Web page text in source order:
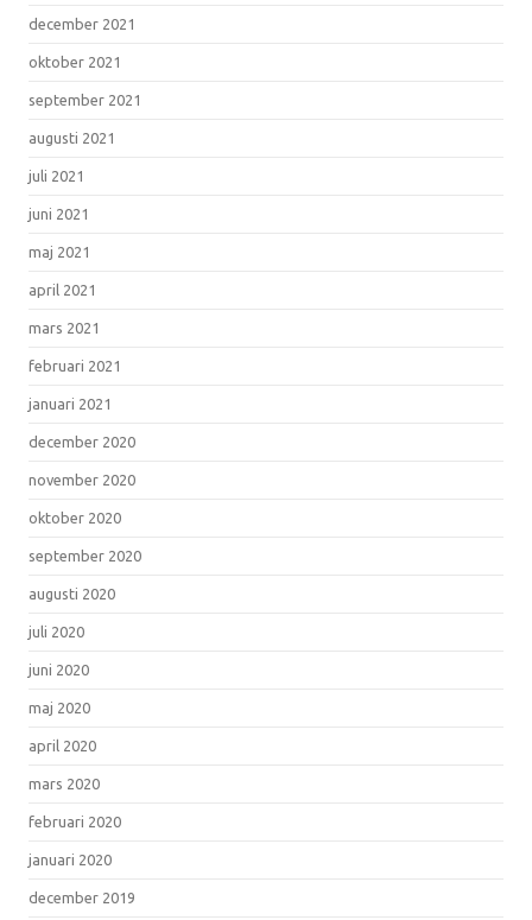
december 2021
oktober 2021
september 2021
augusti 2021
juli 2021
juni 2021
maj 2021
april 2021
mars 2021
februari 2021
januari 2021
december 2020
november 2020
oktober 2020
september 2020
augusti 2020
juli 2020
juni 2020
maj 2020
april 2020
mars 2020
februari 2020
januari 2020
december 2019